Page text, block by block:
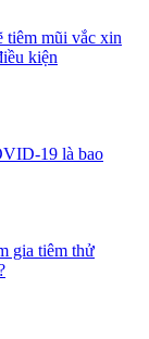
tiêm mũi vắc xin
kiện
19 là bao
gia tiêm thử